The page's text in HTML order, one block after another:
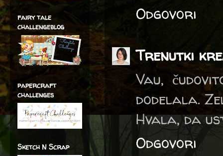
Odgovori
Trenutki
Vau,
dodelala.
Hvala, da
Odgovori
fairy tale
challengeblog
papercraft
challenges
Sketch N Scrap